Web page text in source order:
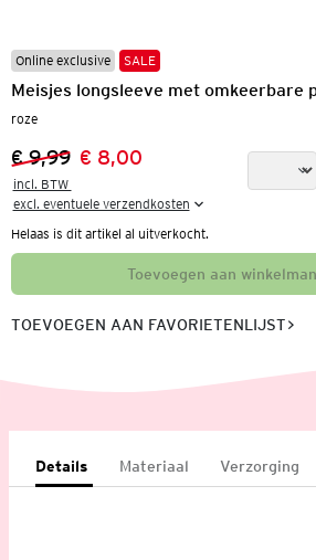
Online exclusive SALE
Meisjes longsleeve met omkeerbare
roze
Vorige prijs:
€ 9,99
Nieuwe prijs:
€ 8,00
incl. BTW
excl. eventuele verzendkosten
Helaas is dit artikel al uitverkocht.
Toevoegen aan
TOEVOEGEN AAN FAVORIETENLIJST
Details Materiaal Verzorging